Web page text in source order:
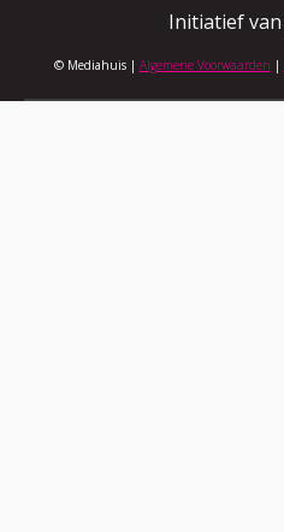
Initiatief van
© Mediahuis | Algemene Voorwaarden |